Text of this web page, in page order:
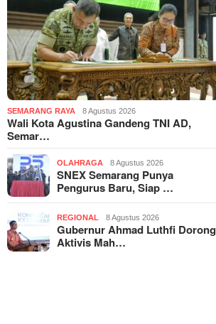
SEMARANG RAYA 8 Agustus 2026
Wali Kota Agustina Gandeng TNI AD,
Semar…
OLAHRAGA 8 Agustus 2026
SNEX Semarang Punya
Pengurus Baru, Siap …
REGIONAL 8 Agustus 2026
Gubernur Ahmad Luthfi Dorong
Aktivis Mah…